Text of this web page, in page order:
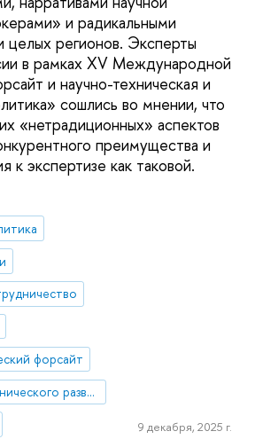
и радикальными
целых регионов. Эксперты
в рамках XV Международной
и научно-техническая и
сошлись во мнении, что
«нетрадиционных» аспектов
преимущества и
экспертизе как таковой.
форсайт
Прогноз научно-технического развития
9 декабря, 2025 г.